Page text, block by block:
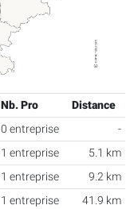
Nb. Pro
Distance
0 entreprise
-
1 entreprise
5.1 km
1 entreprise
9.2 km
1 entreprise 41.9 km